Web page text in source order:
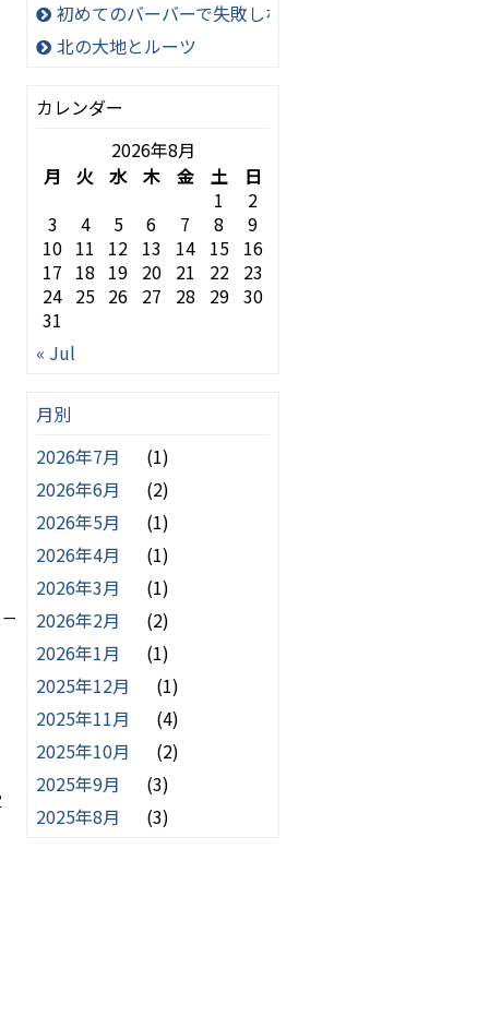
初めてのバーバーで失敗しないオーダー方法
北の大地とルーツ
カレンダー
2026年8月
月
火 水 木 金 土 日
« Jul
1
2
3
4 5 6 7 8
9
10 11 12 13 14 15
16
17 18 19 20 21 22
23
24 25 26 27 28 29 30
31
月別
2026年7月
(1)
2026年6月
(2)
2026年5月
(1)
2026年4月
(1)
2026年3月
(1)
2026年2月
(2)
2026年1月
(1)
2025年12月
(1)
2025年11月
(4)
2025年10月
(2)
2025年9月
(3)
2025年8月
(3)